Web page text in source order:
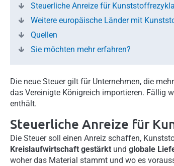
Steuerliche Anreize für
Weitere europäische Länder mit
Quellen
Sie möchten mehr erfahren?
Die neue Steuer gilt für Unternehmen, die
das Vereinigte Königreich importieren. Fällig
enthält.
Steuerliche Anreize für
Die Steuer soll einen Anreiz schaffen,
Kreislaufwirtschaft gestärkt und globale
woher das Material stammt und wo es